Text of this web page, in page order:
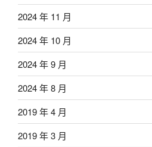
2024 年 11 月
2024 年 10 月
2024 年 9 月
2024 年 8 月
2019 年 4 月
2019 年 3 月